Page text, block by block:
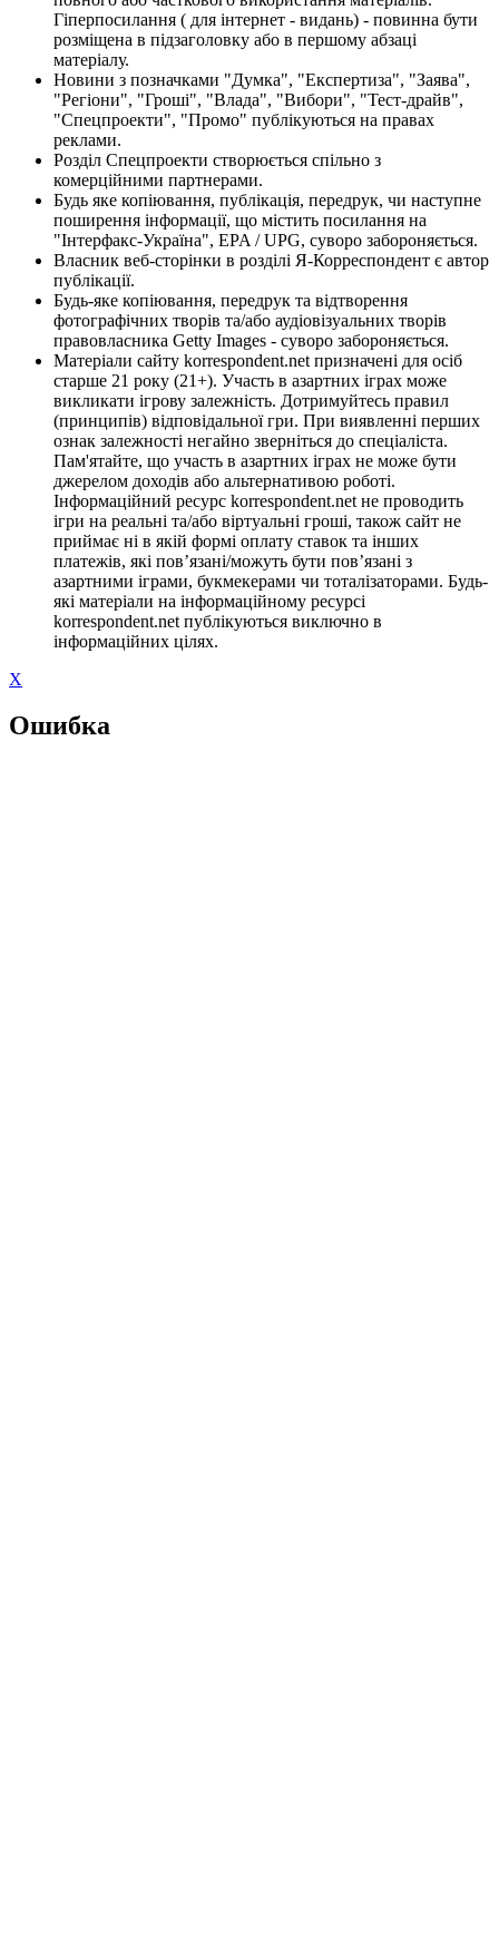
Гіперпосилання ( для інтернет - видань) - повинна бути
розміщена в підзаголовку або в першому абзаці
матеріалу.
Новини з позначками "Думка", "Експертиза", "Заява",
"Регіони", "Гроші", "Влада", "Вибори", "Тест-драйв",
"Спецпроекти", "Промо" публікуються на правах
реклами.
Розділ Спецпроекти створюється спільно з
комерційними партнерами.
Будь яке копіювання, публікація, передрук, чи наступне
поширення інформації, що містить посилання на
"Інтерфакс-Україна", EPA / UPG, суворо забороняється.
Власник веб-сторінки в розділі Я-Корреспондент є автор
публікації.
Будь-яке копіювання, передрук та відтворення
фотографічних творів та/або аудіовізуальних творів
правовласника Getty Images - суворо забороняється.
Матеріали сайту korrespondent.net призначені для осіб
старше 21 року (21+). Участь в азартних іграх може
викликати ігрову залежність. Дотримуйтесь правил
(принципів) відповідальної гри. При виявленні перших
ознак залежності негайно зверніться до спеціаліста.
Пам'ятайте, що участь в азартних іграх не може бути
джерелом доходів або альтернативою роботі.
Інформаційний ресурс korrespondent.net не проводить
ігри на реальні та/або віртуальні гроші, також сайт не
приймає ні в якій формі оплату ставок та інших
платежів, які пов’язані/можуть бути пов’язані з
азартними іграми, букмекерами чи тоталізаторами. Будь-
які матеріали на інформаційному ресурсі
korrespondent.net публікуються виключно в
інформаційних цілях.
X
Ошибка